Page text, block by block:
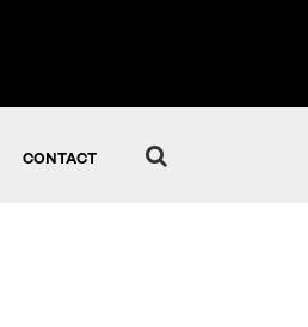
CONTACT